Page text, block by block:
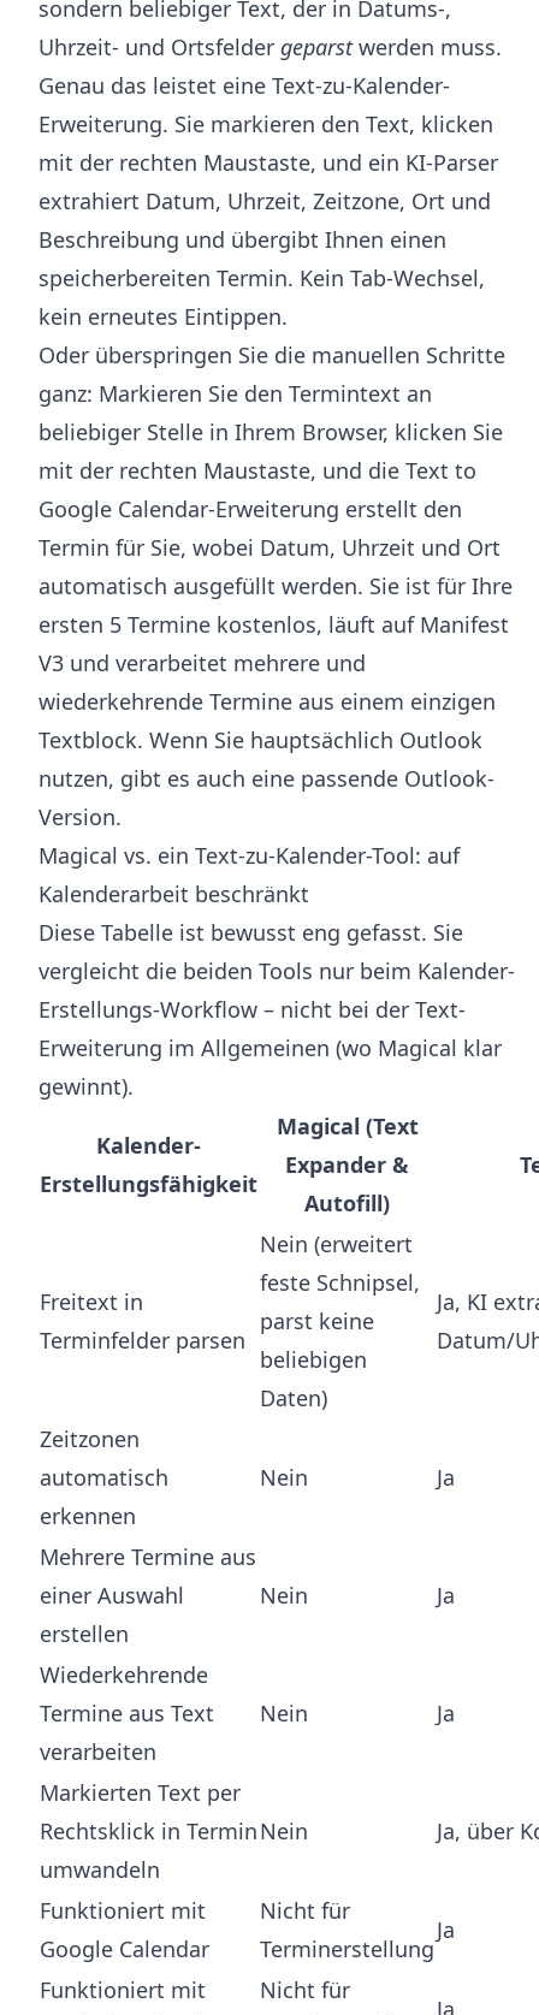
sondern beliebiger Text, der in Datums-,
Uhrzeit- und Ortsfelder geparstwerden muss.
Genau das leistet eine Text-zu-Kalender-
Erweiterung. Sie markieren den Text, klicken
mit der rechten Maustaste, und ein KI-Parser
extrahiert Datum, Uhrzeit, Zeitzone, Ort und
Beschreibung und übergibt Ihnen einen
speicherbereiten Termin. Kein Tab-Wechsel,
kein erneutes Eintippen.
Oder überspringen Sie die manuellen Schritte
ganz: Markieren Sie den Termintext an
beliebiger Stelle in Ihrem Browser, klicken Sie
mit der rechten Maustaste, und die Text to
Google Calendar-Erweiterung erstellt den
Termin für Sie, wobei Datum, Uhrzeit und Ort
automatisch ausgefüllt werden. Sie ist für Ihre
ersten 5 Termine kostenlos, läuft auf Manifest
V3 und verarbeitet mehrere und
wiederkehrende Termine aus einem einzigen
Textblock. Wenn Sie hauptsächlich Outlook
nutzen, gibt es auch eine passende Outlook-
Version.
Magical vs. ein Text-zu-Kalender-Tool: auf
Kalenderarbeit beschränkt
Diese Tabelle ist bewusst eng gefasst. Sie
vergleicht die beiden Tools nur beim Kalender-
Erstellungs-Workflow – nicht bei der Text-
Erweiterung im Allgemeinen (wo Magical klar
gewinnt).
Kalender-
Erstellungsfähigkeit
Magical (Text
Expander &
Autofill)
Freitext in
Terminfelder parsen
Nein (erweitert
feste Schnipsel,
parst keine
beliebigen
Daten)
Ja, KI
Datum/
Zeitzonen
automatisch
erkennen
Nein Ja
Mehrere Termine aus
einer Auswahl
erstellen
Nein Ja
Wiederkehrende
Termine aus Text
verarbeiten
Nein Ja
Markierten Text per
Rechtsklick in Termin
umwandeln
Nein Ja, über
Funktioniert mit
Google Calendar
Nicht für
Terminerstellung
Ja
Funktioniert mit
Nicht für
Ja